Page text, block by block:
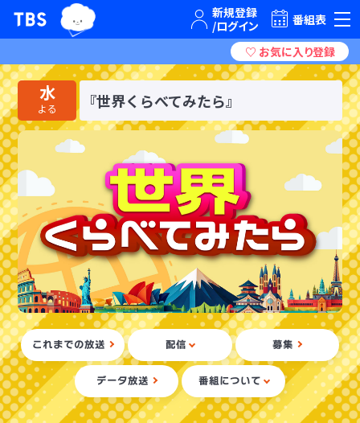
TBSテレビ｜ときめくときを。 番組表
水
よる 『世界くらべてみたら』
これまでの放送 配信 募集
データ放送 番組について